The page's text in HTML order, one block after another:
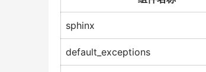
sphinx
default_exceptions